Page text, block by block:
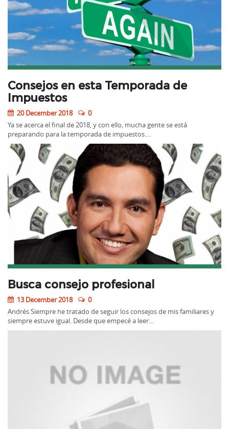
Consejos en esta Temporada de
Impuestos
20 December 2018
0
Ya se acerca el final de 2018, y con ello, mucha gente se está
preparando para la temporada de impuestos.…
Busca consejo profesional
13 December 2018
0
Andrés Siempre he tratado de seguir los consejos de mis familiares y
siempre estuve igual. Desde que empecé a leer…